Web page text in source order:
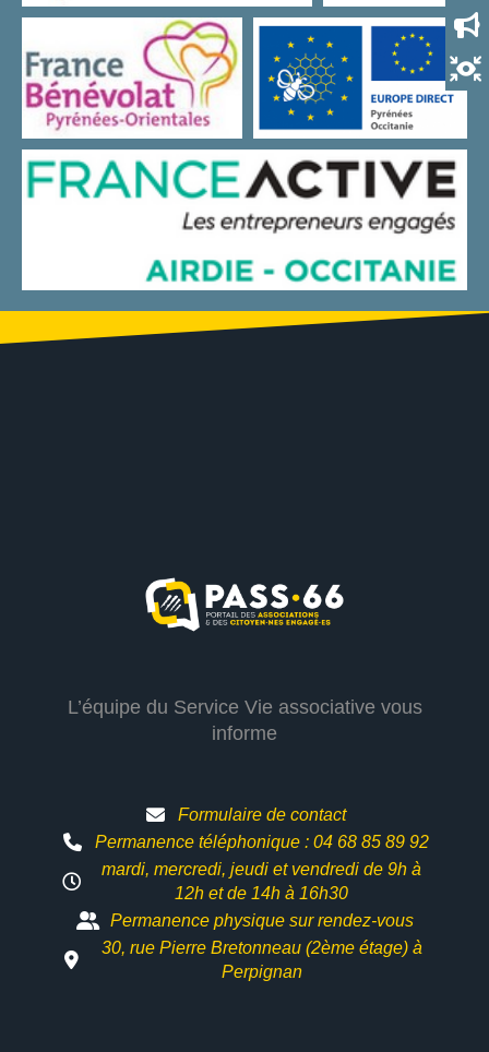
L’équipe du Service Vie associative vous
informe
Formulaire de contact
Permanence téléphonique : 04 68 85 89 92
mardi, mercredi, jeudi et vendredi de 9h à
12h etde 14h à 16h30
Permanence physique sur rendez-vous
30, rue Pierre Bretonneau (2ème étage) à
Perpignan